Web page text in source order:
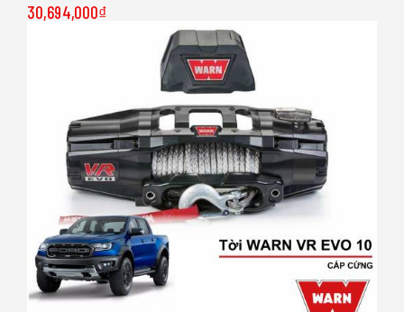
30,694,000₫